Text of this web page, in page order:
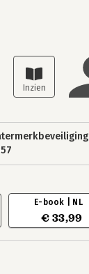
E-book | NL
€ 33,99